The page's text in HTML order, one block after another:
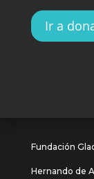
Ir a
Fundación
Hernando de